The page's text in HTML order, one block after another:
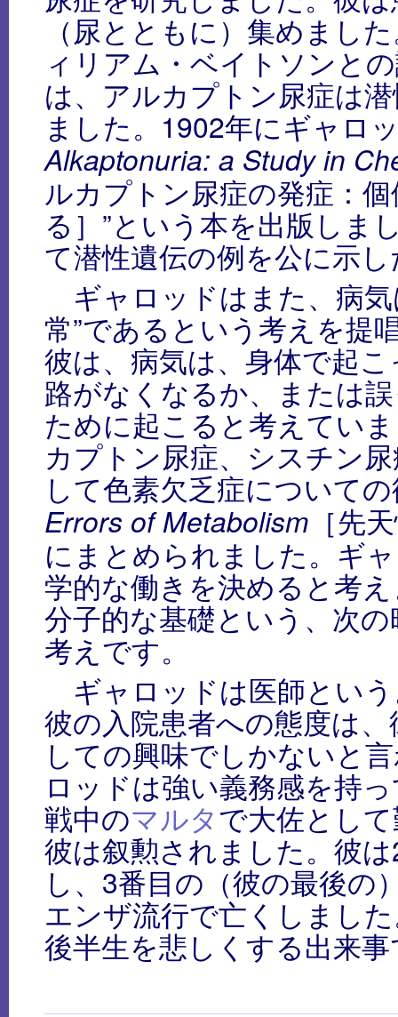
（尿とともに）集めまし
ィリアム・ベイトソンと
は、アルカプトン尿症は
ました。1902年にギャロ
Alkaptonuria: a Study in
ルカプトン尿症の発症：
る］”という本を出版しま
て潜性遺伝の例を公に示
ギャロッドはまた、病
常”であるという考えを提
彼は、病気は、身体で起
路がなくなるか、または
ために起こると考えてい
カプトン尿症、シスチン
して色素欠乏症について
Errors of Metabolism ［先
にまとめられました。ギ
学的な働きを決めると考
分子的な基礎という、次
考えです。
ギャロッドは医師とい
彼の入院患者への態度は
しての興味でしかないと
ロッドは強い義務感を持
戦中のマルタで大佐とし
彼は叙勲されました。彼
し、3番目の（彼の最後の
エンザ流行で亡くしまし
後半生を悲しくする出来